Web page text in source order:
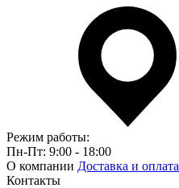
Режим работы:
Пн-Пт: 9:00 - 18:00
О компании Доставка и оплата
Контакты